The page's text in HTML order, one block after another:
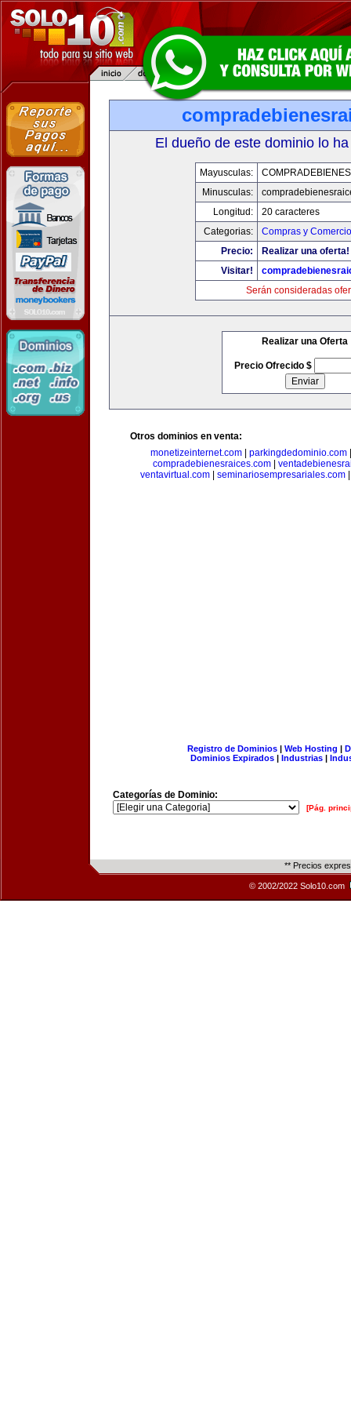
El dueño de este dominio lo
Mayusculas:
Minusculas:
Longitud:
20 caracteres
Categorias:
Compras y
Precio:
Realizar una oferta!
Visitar!
Serán consideradas
Realizar una Oferta
Precio Ofrecido $
Otros dominios en venta:
monetizeinternet.com| parkingdedominio.com
compradebienesraices.com
ventavirtual.com
seminariosempresariales.com
Registro de Dominios| Web Hosting |
Dominios Expirados | Industrias |
Categorías de Dominio:
[Pág.
** Precios
© 2002/2022 Solo10.com